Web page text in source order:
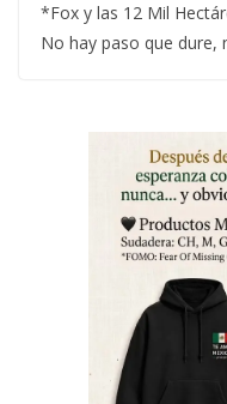
*Fox y las 12 Mil
No hay paso que